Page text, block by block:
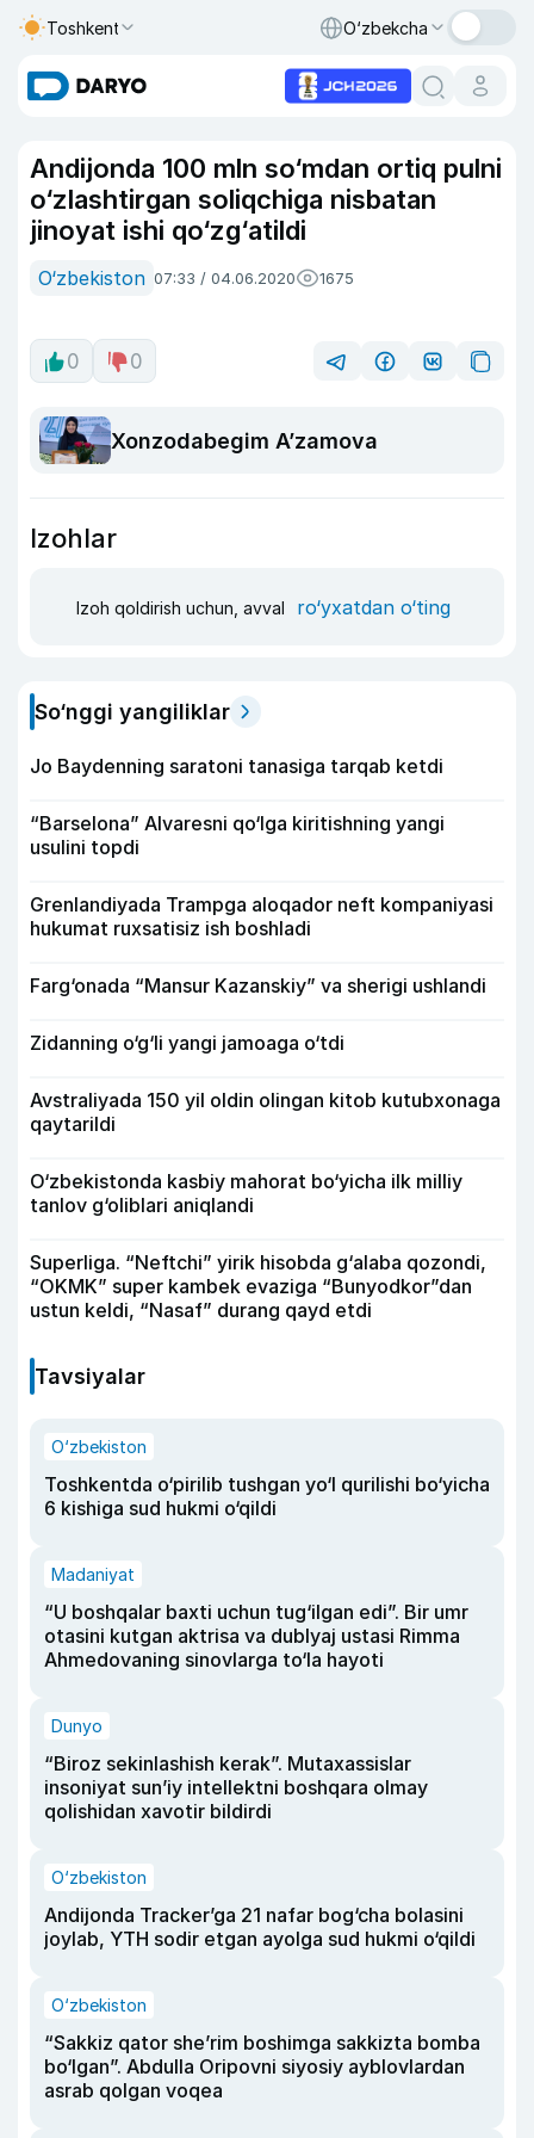
Toshkent O‘zbekcha
Andijonda 100 mln so‘mdan ortiq pulni
o‘zlashtirgan soliqchiga nisbatan
jinoyat ishi qo‘zg‘atildi
O‘zbekiston 07:33 / 04.06.2020 1675
0 0
Xonzodabegim A’zamova
Izohlar
Izoh qoldirish uchun, avval ro‘yxatdan o‘ting
So‘nggi yangiliklar
Jo Baydenning saratoni tanasiga tarqab ketdi
“Barselona” Alvaresni qo‘lga kiritishning yangi
usulini topdi
Grenlandiyada Trampga aloqador neft kompaniyasi
hukumat ruxsatisiz ish boshladi
Farg‘onada “Mansur Kazanskiy” va sherigi ushlandi
Zidanning o‘g‘li yangi jamoaga o‘tdi
Avstraliyada 150 yil oldin olingan kitob kutubxonaga
qaytarildi
O‘zbekistonda kasbiy mahorat bo‘yicha ilk milliy
tanlov g‘oliblari aniqlandi
Superliga. “Neftchi” yirik hisobda g‘alaba qozondi,
“OKMK” super kambek evaziga “Bunyodkor”dan
ustun keldi, “Nasaf” durang qayd etdi
Tavsiyalar
O‘zbekiston
Toshkentda o‘pirilib tushgan yo‘l qurilishi bo‘yicha
6 kishiga sud hukmi o‘qildi
Madaniyat
“U boshqalar baxti uchun tug‘ilgan edi”. Bir umr
otasini kutgan aktrisa va dublyaj ustasi Rimma
Ahmedovaning sinovlarga to‘la hayoti
Dunyo
“Biroz sekinlashish kerak”. Mutaxassislar
insoniyat sun’iy intellektni boshqara olmay
qolishidan xavotir bildirdi
O‘zbekiston
Andijonda Tracker’ga 21 nafar bog‘cha bolasini
joylab, YTH sodir etgan ayolga sud hukmi o‘qildi
O‘zbekiston
“Sakkiz qator she’rim boshimga sakkizta bomba
bo‘lgan”. Abdulla Oripovni siyosiy ayblovlardan
asrab qolgan voqea